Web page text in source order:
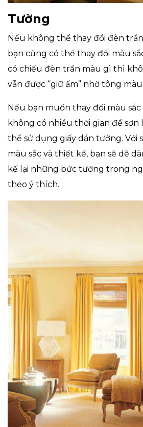
Tường
Nếu không thể thay đổi đèn
bạn cũng có thể thay đổi màu
có chiếu đèn trần màu gì thì
vẫn được “giữ ấm” nhờ tông
Nếu bạn muốn thay đổi màu
không có nhiều thời gian để sơn
thể sử dụng giấy dán tường. Với
màu sắc và thiết kế, bạn sẽ dễ
kế lại những bức tường trong
theo ý thích.